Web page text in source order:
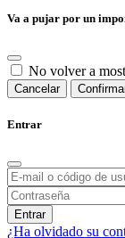
Va a pujar por un
No volver a
Cancelar
Entrar
Entrar
¿Ha olvidado su